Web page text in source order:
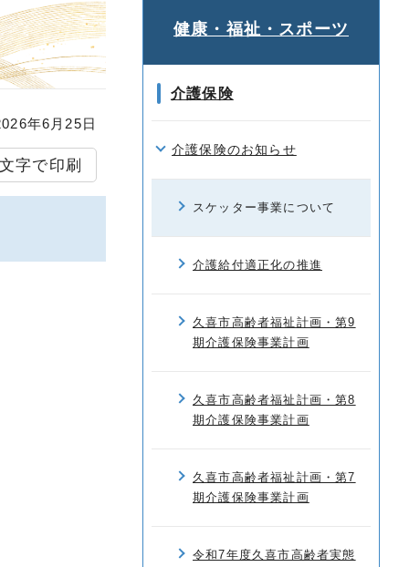
年6月25日
字で印刷
健康・福祉・スポーツ
介護保険
介護保険のお知らせ
スケッター事業について
介護給付適正化の推進
久喜市高齢者福祉計画・第9
期介護保険事業計画
久喜市高齢者福祉計画・第8
期介護保険事業計画
久喜市高齢者福祉計画・第7
期介護保険事業計画
令和7年度久喜市高齢者実態